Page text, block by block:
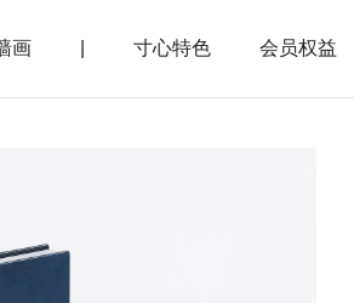
画 寸心特色 会员权益